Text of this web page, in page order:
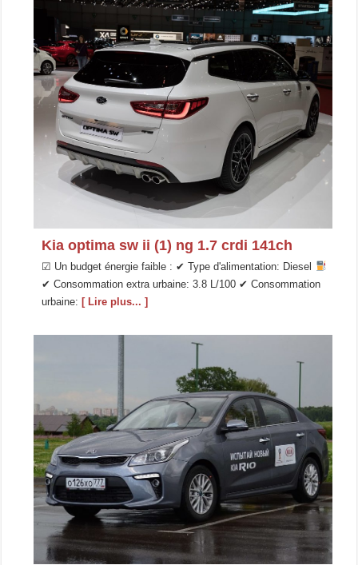
Kia optima sw ii (1) ng 1.7 crdi 141ch
☑ Un budget énergie faible : ✔ Type d'alimentation: Diesel
✔ Consommation extra urbaine: 3.8 L/100 ✔ Consommation
urbaine:[ Lire plus... ]